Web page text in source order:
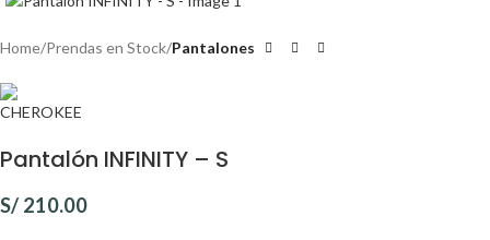
Home Prendas en Stock Pantalones
Pantalón INFINITY – S
S/ 210.00